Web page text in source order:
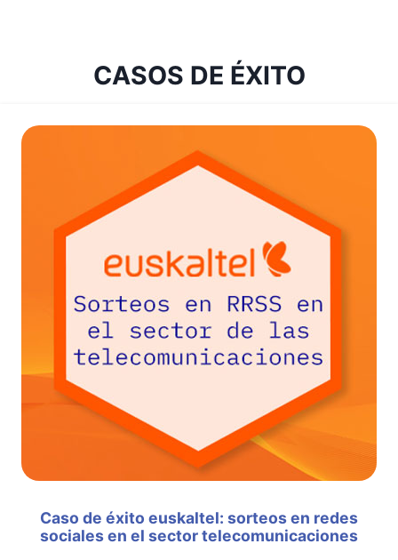
CASOS DE ÉXITO
Caso de éxito euskaltel: sorteos en redes
sociales en el sector telecomunicaciones